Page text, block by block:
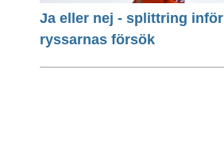
Ja eller nej - splittring inför
ryssarnas försök